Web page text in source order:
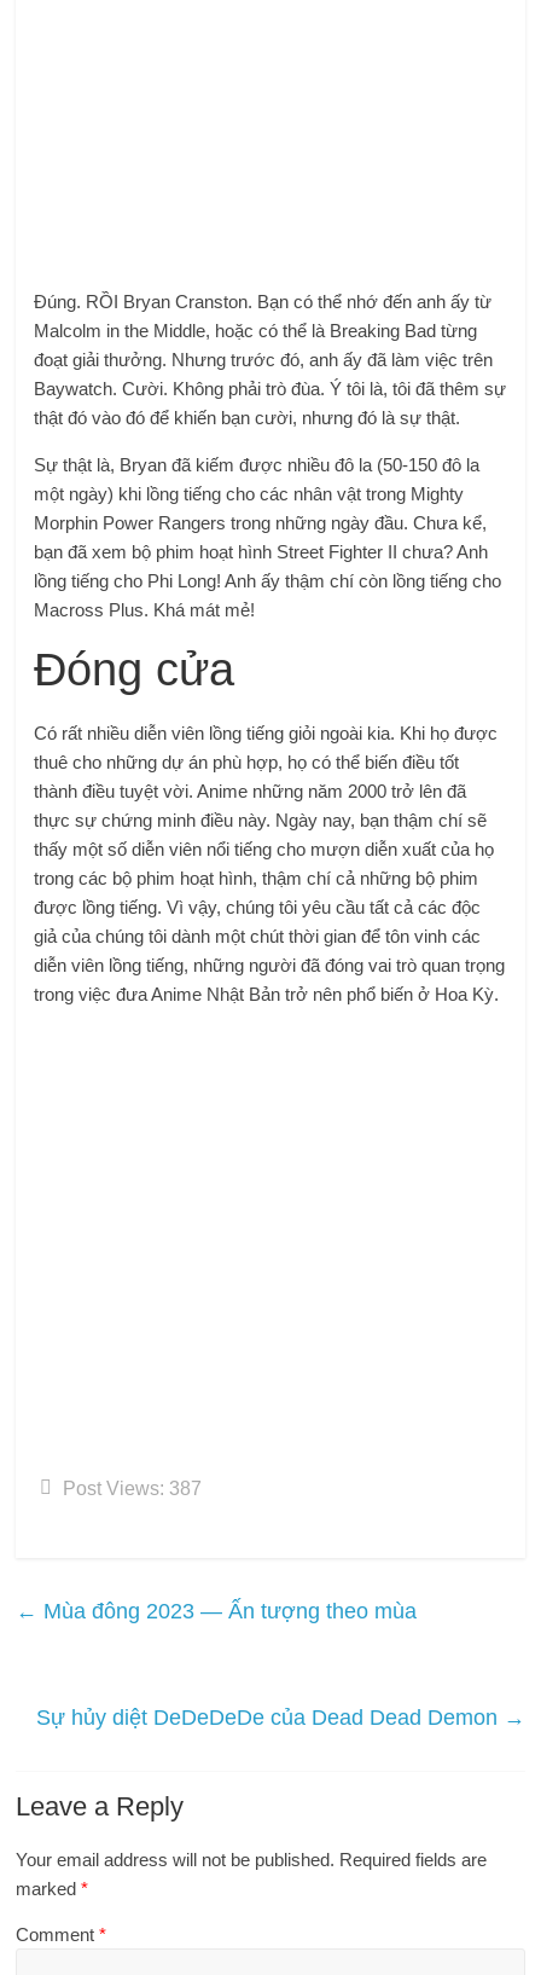
Đúng. RỒI Bryan Cranston. Bạn có thể nhớ đến anh ấy từ
Malcolm in the Middle, hoặc có thể là Breaking Bad từng
đoạt giải thưởng. Nhưng trước đó, anh ấy đã làm việc trên
Baywatch. Cười. Không phải trò đùa. Ý tôi là, tôi đã thêm sự
thật đó vào đó để khiến bạn cười, nhưng đó là sự thật.
Sự thật là, Bryan đã kiếm được nhiều đô la (50-150 đô la
một ngày) khi lồng tiếng cho các nhân vật trong Mighty
Morphin Power Rangers trong những ngày đầu. Chưa kể,
bạn đã xem bộ phim hoạt hình Street Fighter II chưa? Anh
lồng tiếng cho Phi Long! Anh ấy thậm chí còn lồng tiếng cho
Macross Plus. Khá mát mẻ!
Đóng cửa
Có rất nhiều diễn viên lồng tiếng giỏi ngoài kia. Khi họ được
thuê cho những dự án phù hợp, họ có thể biến điều tốt
thành điều tuyệt vời. Anime những năm 2000 trở lên đã
thực sự chứng minh điều này. Ngày nay, bạn thậm chí sẽ
thấy một số diễn viên nổi tiếng cho mượn diễn xuất của họ
trong các bộ phim hoạt hình, thậm chí cả những bộ phim
được lồng tiếng. Vì vậy, chúng tôi yêu cầu tất cả các độc
giả của chúng tôi dành một chút thời gian để tôn vinh các
diễn viên lồng tiếng, những người đã đóng vai trò quan trọng
trong việc đưa Anime Nhật Bản trở nên phổ biến ở Hoa Kỳ.
Post Views: 387
← Mùa đông 2023 — Ấn tượng theo mùa
Sự hủy diệt DeDeDeDe của Dead Dead Demon →
Leave a Reply
Your email address will not be published. Required fields are
marked*
Comment*